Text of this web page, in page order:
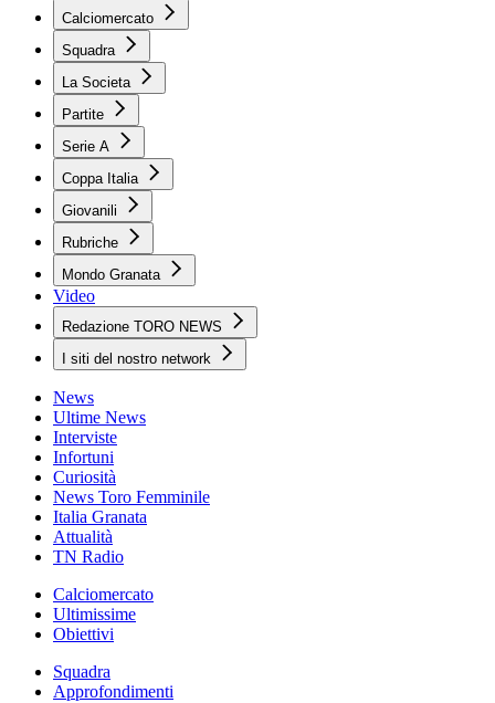
Calciomercato
Squadra
La Societa
Partite
Serie A
Coppa Italia
Giovanili
Rubriche
Mondo Granata
Video
Redazione TORO NEWS
I siti del nostro network
News
Ultime News
Interviste
Infortuni
Curiosità
News Toro Femminile
Italia Granata
Attualità
TN Radio
Calciomercato
Ultimissime
Obiettivi
Squadra
Approfondimenti